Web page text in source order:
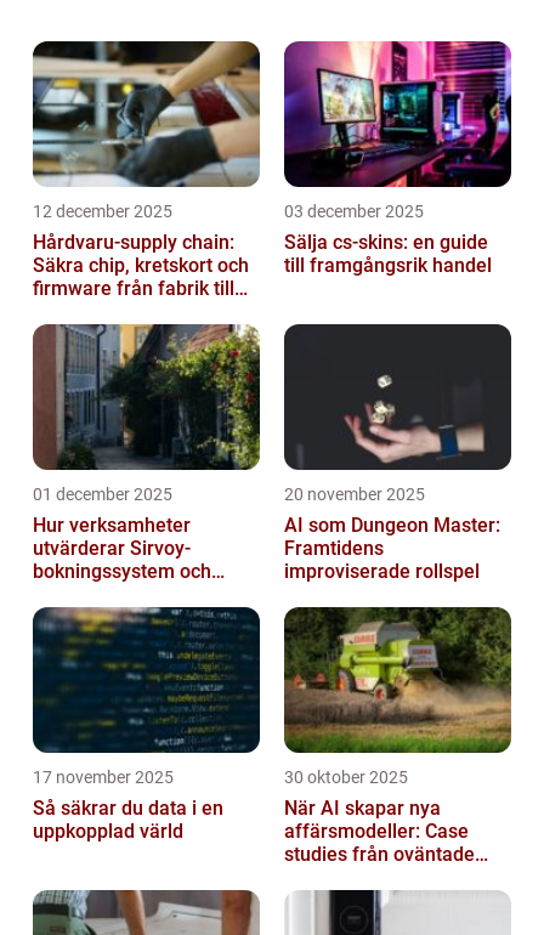
värdefullt utrymme på enheten. I denna
artikel ...
12 december 2025
Hårdvaru-supply chain:
Säkra chip, kretskort och
firmware från fabrik till
03 december 2025
Sälja cs-skins: en guide
till framgångsrik handel
01 december 2025
Hur verksamheter
utvärderar Sirvoy-
bokningssystem och
20 november 2025
AI som Dungeon Master:
Framtidens
improviserade rollspel
17 november 2025
Så säkrar du data i en
uppkopplad värld
30 oktober 2025
När AI skapar nya
affärsmodeller: Case
studies från oväntade